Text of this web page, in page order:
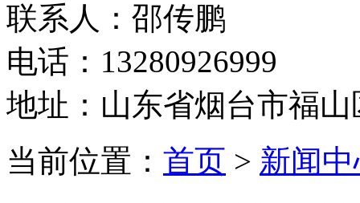
联系人：邵传鹏
电话：13280926999
地址：山东省烟台市福
当前位置： 首页 > 新闻